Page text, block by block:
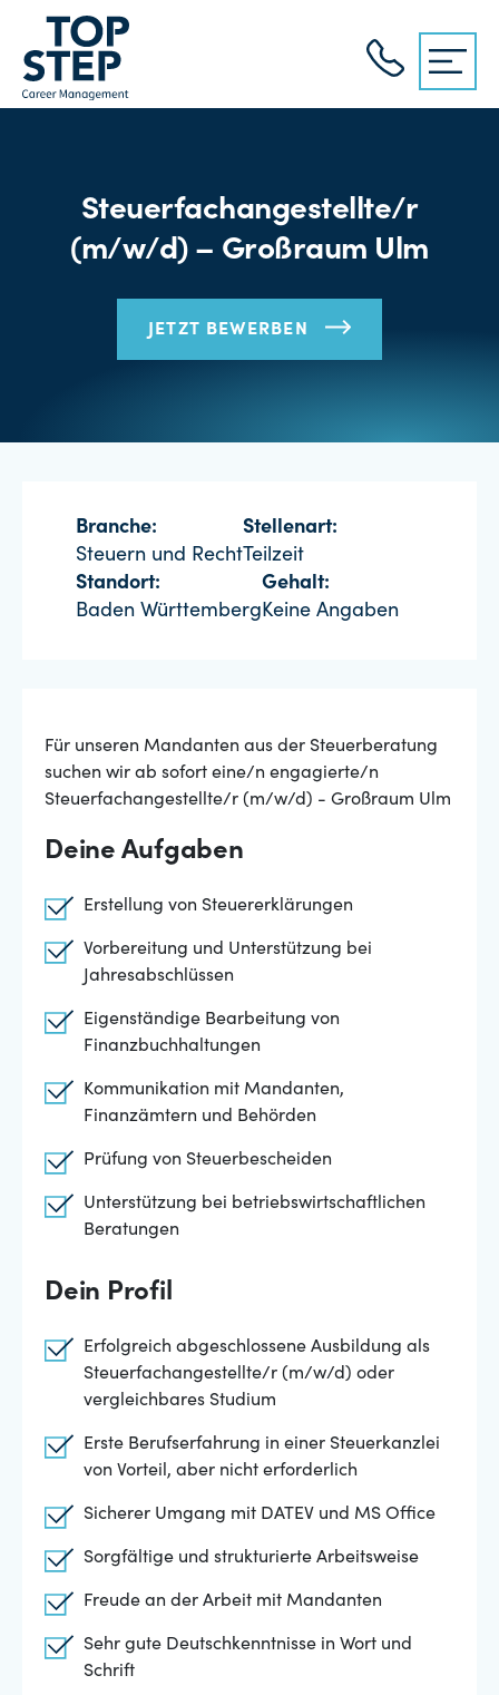
Steuerfachangestellte/r
(m/w/d) – Großraum Ulm
JETZT BEWERBEN
Branche:
Steuern und Recht
Stellenart:
Teilzeit
Standort:
Baden Württemberg
Gehalt:
Keine Angaben
Für unseren Mandanten aus der Steuerberatung
suchen wir ab sofort eine/n engagierte/n
Steuerfachangestellte/r (m/w/d) - Großraum Ulm
Deine Aufgaben
Erstellung von Steuererklärungen
Vorbereitung und Unterstützung bei
Jahresabschlüssen
Eigenständige Bearbeitung von
Finanzbuchhaltungen
Kommunikation mit Mandanten,
Finanzämtern und Behörden
Prüfung von Steuerbescheiden
Unterstützung bei betriebswirtschaftlichen
Beratungen
Dein Profil
Erfolgreich abgeschlossene Ausbildung als
Steuerfachangestellte/r (m/w/d) oder
vergleichbares Studium
Erste Berufserfahrung in einer Steuerkanzlei
von Vorteil, aber nicht erforderlich
Sicherer Umgang mit DATEV und MS Office
Sorgfältige und strukturierte Arbeitsweise
Freude an der Arbeit mit Mandanten
Sehr gute Deutschkenntnisse in Wort und
Schrift